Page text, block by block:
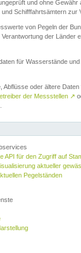
und ohne Gewähr
Schifffahrtsämtern zur
von Pegeln der
der Länder
für Wasserstände
Abflüsse oder ältere
der Messstellen ↗
API für den Zugriff auf
aktueller
Pegelständen